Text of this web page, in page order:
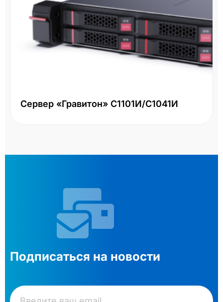
Сервер «Гравитон» С1101И/С1041И
Подписаться на новости